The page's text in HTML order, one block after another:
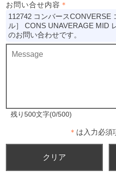
お問い合せ内容 ＊
112742 コンバースCONVERSE
ル］ CONS UNAVERAGE MID
のお問い合わせです。
残り500文字(0/500)
＊ は入力必須